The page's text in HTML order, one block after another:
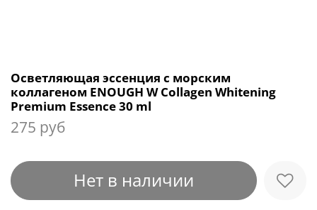
Осветляющая эссенция с морским
коллагеном ENOUGH W Collagen Whitening
Premium Essence 30 ml
275 руб
Нет в наличии